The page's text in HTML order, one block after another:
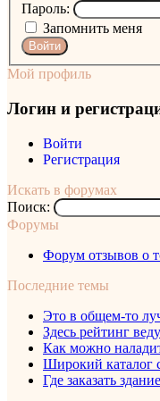
Пароль:
Запомнить меня
Войти
Мой профиль
Логин и
Войти
Регистрация
Искать в форумах
Поиск:
Форумы
Форум отзывов о
Последние темы
Это в общем-то
Здесь рейтинг
Как можно
Широкий каталог
Где заказать